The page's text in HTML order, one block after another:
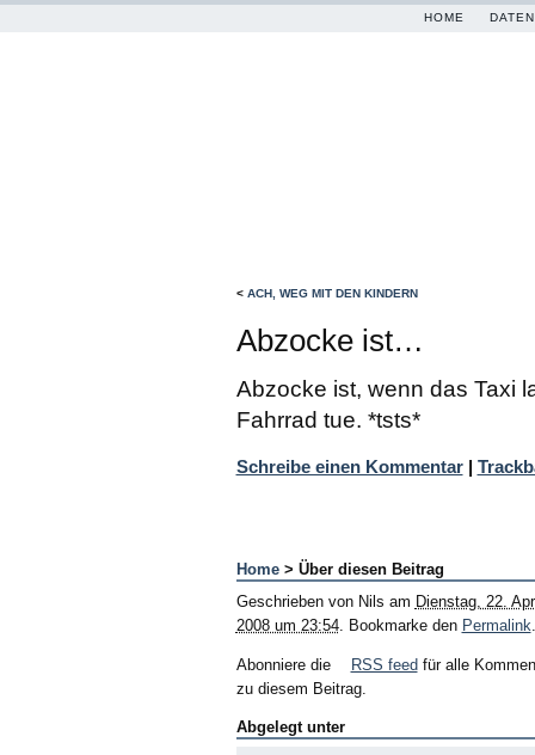
HOME
< ACH, WEG MIT DEN KINDERN
Abzocke ist…
Abzocke ist, wenn das Taxi
Fahrrad tue. *tsts*
Schreibe einen Kommentar |
Home> Über diesen Beitrag
Geschrieben von Nils am Dienstag, 22.
2008 um 23:54. Bookmarke den Permalink
Abonniere die RSS feed für alle
zu diesem Beitrag.
Abgelegt unter